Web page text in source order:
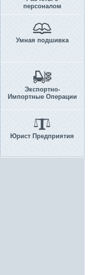
персоналом
Умная подшивка
Экспортно-
Импортные Операции
Юрист Предприятия